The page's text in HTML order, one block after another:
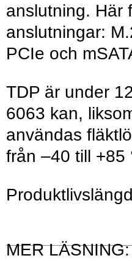
anslutning. Här
anslutningar:
PCIe och
TDP är under
6063 kan,
användas
från –40 till +85